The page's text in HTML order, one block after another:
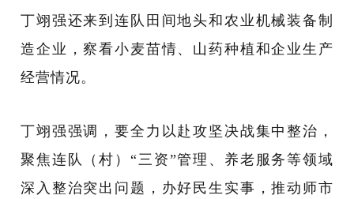
丁翊强还来到连队田间地头和农业机械装备制
造企业，察看小麦苗情、山药种植和企业生产
经营情况。
丁翊强强调，要全力以赴攻坚决战集中整治，
聚焦连队（村） “三资”管理、养老服务等领域
深入整治突出问题，办好民生实事，推动师市